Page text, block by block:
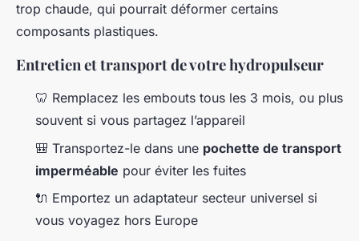
trop chaude, qui pourrait déformer certains
composants plastiques.
Entretien et transport de votre hydropulseur
🦷 Remplacez les embouts tous les 3 mois, ou plus
souvent si vous partagez l’appareil
🎒 Transportez-le dans une pochette de transport
imperméable pour éviter les fuites
🔌 Emportez un adaptateur secteur universel si
vous voyagez hors Europe